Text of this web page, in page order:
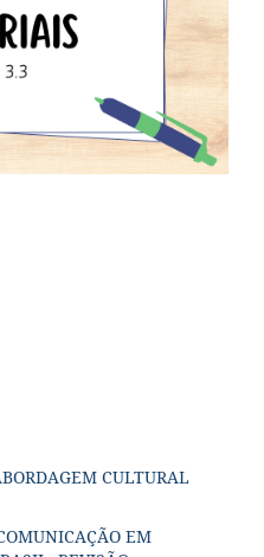
CULTURAL
EM